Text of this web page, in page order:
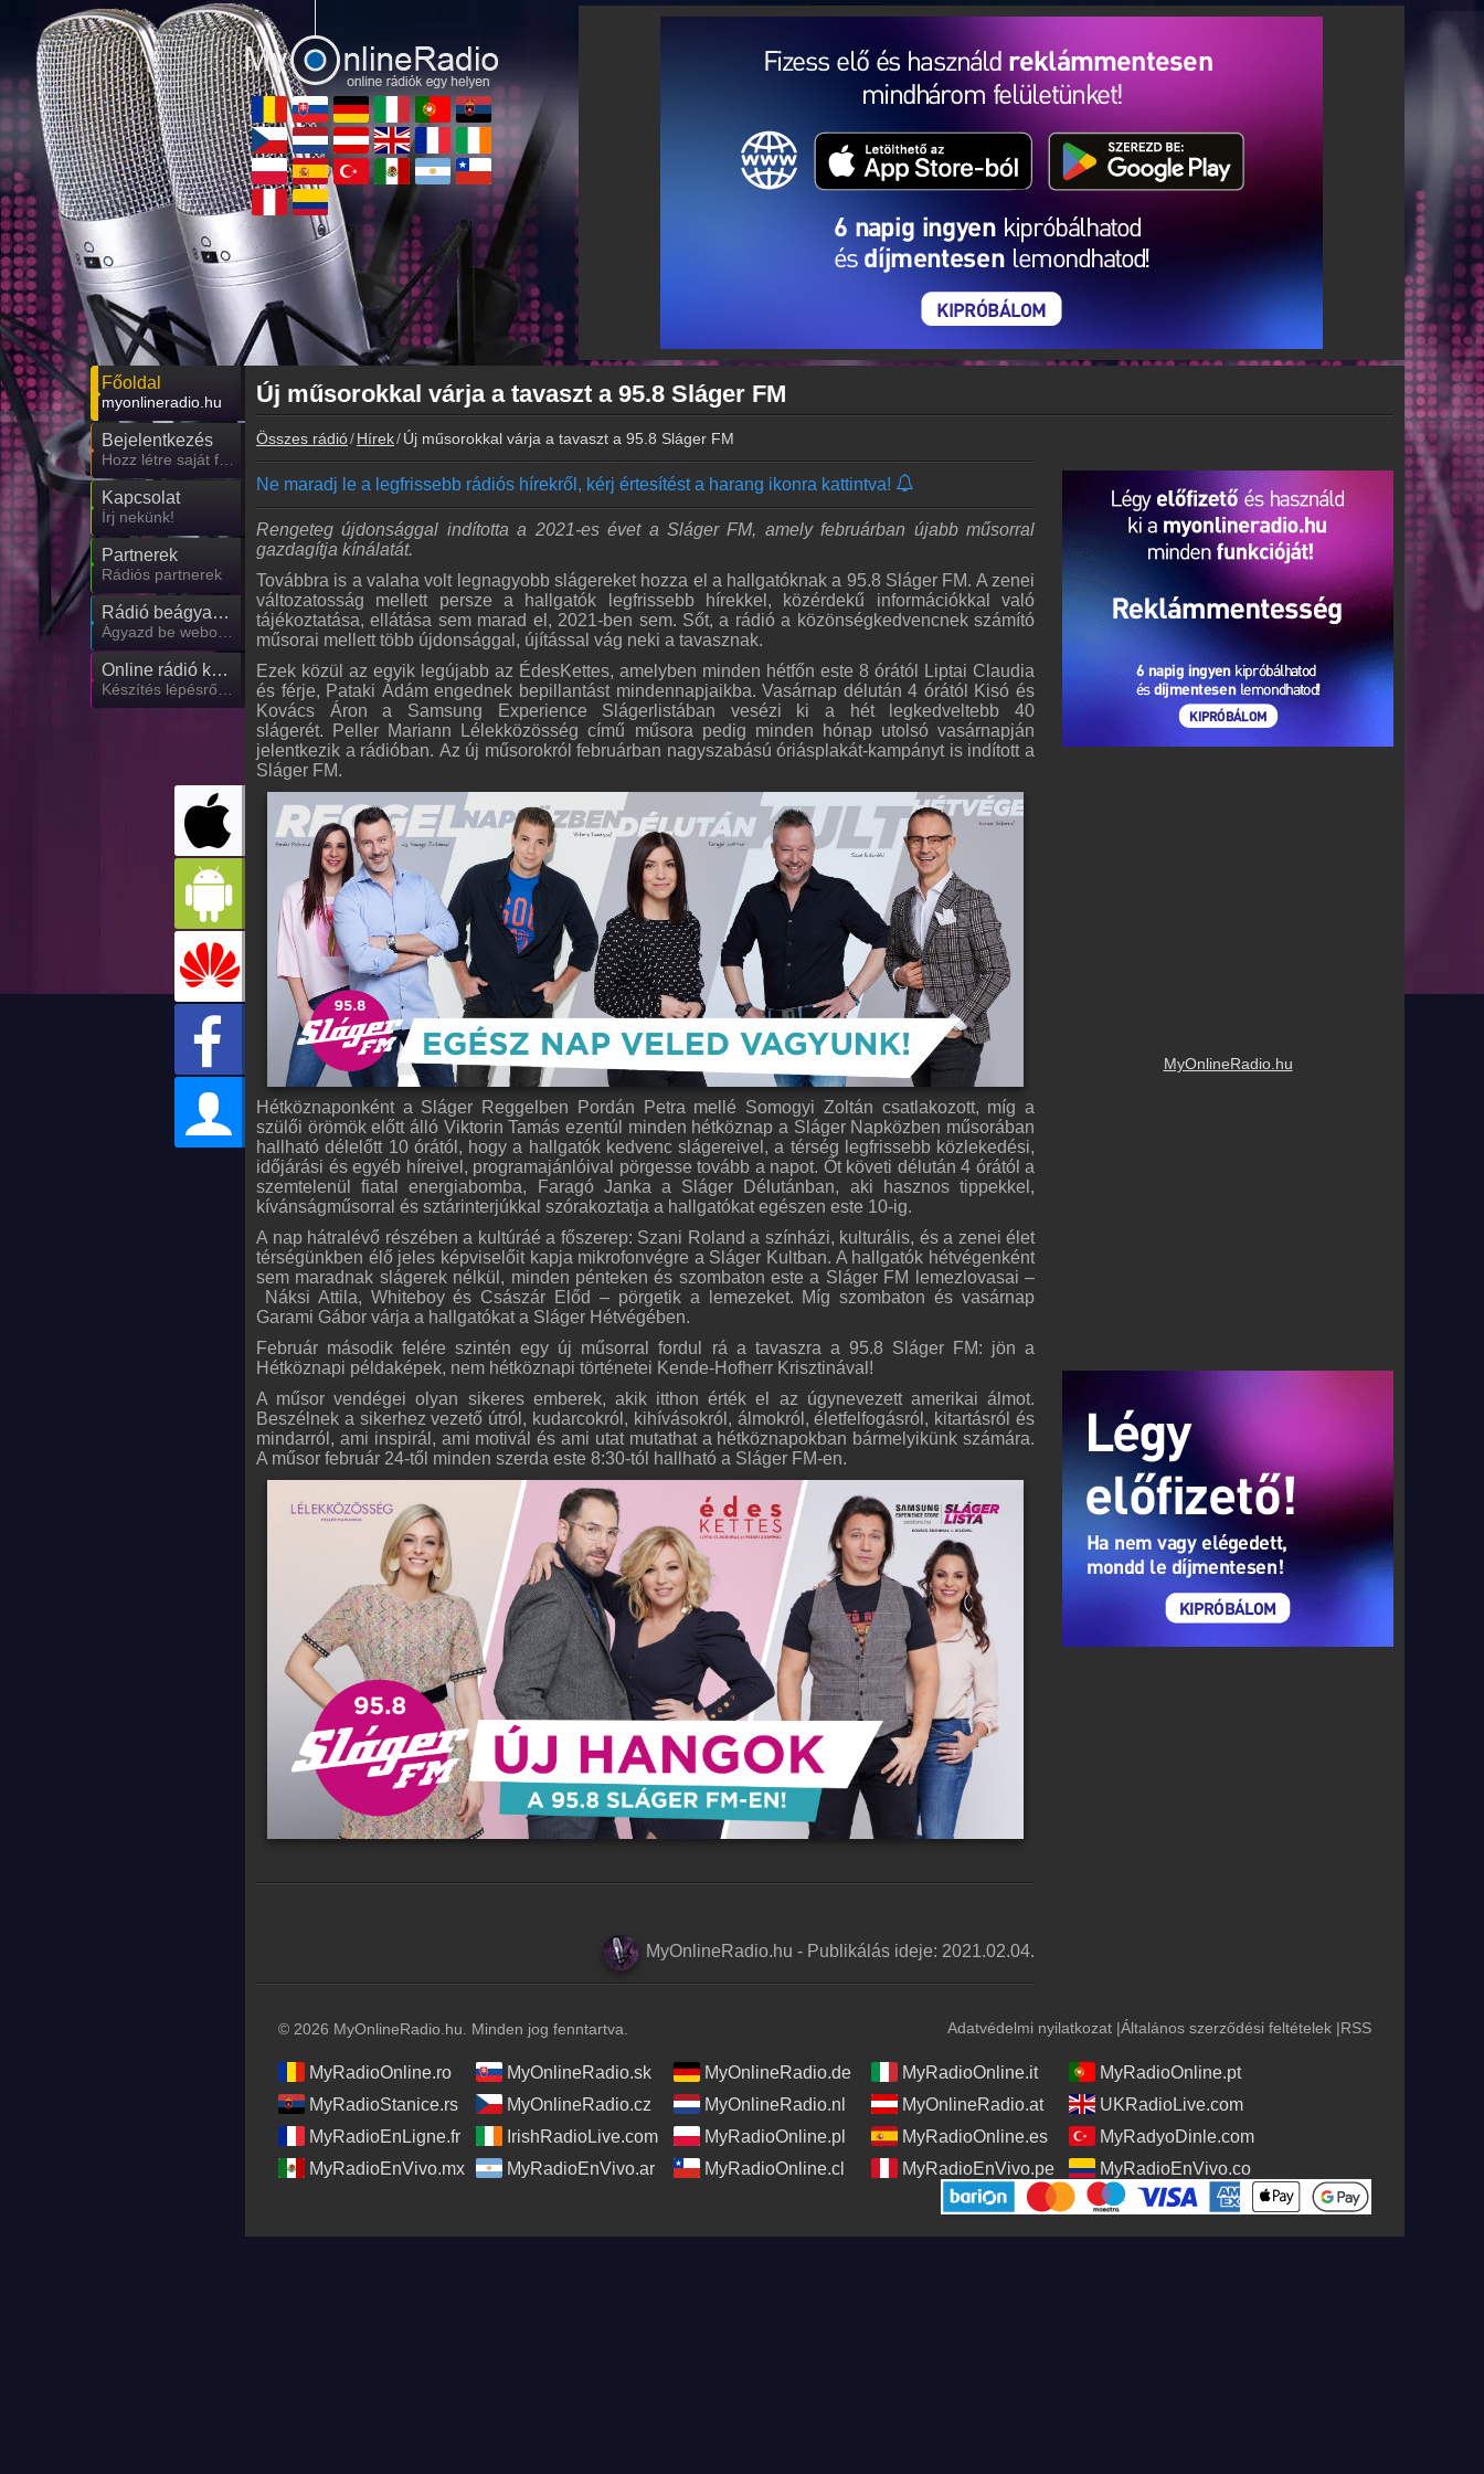
Főoldal
myonlineradio.hu
Bejelentkezés
Kapcsolat
Írj nekünk!
Partnerek
Rádiós partnerek
Rádió beágyazás
Online rádió készítés
Új műsorokkal várja a tavaszt a 95.8 Sláger FM
Összes rádió Hírek Új műsorokkal várja a tavaszt a 95.8 Sláger FM
MyOnlineRadio.hu
Ne maradj le a legfrissebb rádiós hírekről, kérj értesítést a harang ikonra kattintva!
Rengeteg újdonsággal indította a 2021-es évet a Sláger FM, amely februárban újabb műsorral
gazdagítja kínálatát.
Továbbra is a valaha volt legnagyobb slágereket hozza el a hallgatóknak a 95.8 Sláger FM. A zenei
változatosság mellett persze a hallgatók legfrissebb hírekkel, közérdekű információkkal való
tájékoztatása, ellátása sem marad el, 2021-ben sem. Sőt, a rádió a közönségkedvencnek számító
műsorai mellett több újdonsággal, újítással vág neki a tavasznak.
Ezek közül az egyik legújabb az ÉdesKettes, amelyben minden hétfőn este 8 órától Liptai Claudia
és férje, Pataki Ádám engednek bepillantást mindennapjaikba. Vasárnap délután 4 órától Kisó és
Kovács Áron a Samsung Experience Slágerlistában vesézi ki a hét legkedveltebb 40
slágerét. Peller Mariann Lélekközösség című műsora pedig minden hónap utolsó vasárnapján
jelentkezik a rádióban. Az új műsorokról februárban nagyszabású óriásplakát-kampányt is indított a
Sláger FM.
Hétköznaponként a Sláger Reggelben Pordán Petra mellé Somogyi Zoltán csatlakozott, míg a
szülői örömök előtt álló Viktorin Tamás ezentúl minden hétköznap a Sláger Napközben műsorában
hallható délelőtt 10 órától, hogy a hallgatók kedvenc slágereivel, a térség legfrissebb közlekedési,
időjárási és egyéb híreivel, programajánlóival pörgesse tovább a napot. Őt követi délután 4 órától a
szemtelenül fiatal energiabomba, Faragó Janka a Sláger Délutánban, aki hasznos tippekkel,
kívánságműsorral és sztárinterjúkkal szórakoztatja a hallgatókat egészen este 10-ig.
A nap hátralévő részében a kultúráé a főszerep: Szani Roland a színházi, kulturális, és a zenei élet
térségünkben élő jeles képviselőit kapja mikrofonvégre a Sláger Kultban. A hallgatók hétvégenként
sem maradnak slágerek nélkül, minden pénteken és szombaton este a Sláger FM lemezlovasai –
Náksi Attila, Whiteboy és Császár Előd – pörgetik a lemezeket. Míg szombaton és vasárnap
Garami Gábor várja a hallgatókat a Sláger Hétvégében.
Február második felére szintén egy új műsorral fordul rá a tavaszra a 95.8 Sláger FM: jön a
Hétköznapi példaképek, nem hétköznapi történetei Kende-Hofherr Krisztinával!
A műsor vendégei olyan sikeres emberek, akik itthon érték el az úgynevezett amerikai álmot.
Beszélnek a sikerhez vezető útról, kudarcokról, kihívásokról, álmokról, életfelfogásról, kitartásról és
mindarról, ami inspirál, ami motivál és ami utat mutathat a hétköznapokban bármelyikünk számára.
A műsor február 24-től minden szerda este 8:30-tól hallható a Sláger FM-en.
MyOnlineRadio.hu - Publikálás ideje: 2021.02.04.
© 2026 MyOnlineRadio.hu. Minden jog fenntartva. Adatvédelmi nyilatkozat |Általános szerződési feltételek |RSS
MyRadioOnline.ro MyOnlineRadio.sk MyOnlineRadio.de MyRadioOnline.it
MyRadioOnline.pt
MyRadioStanice.rs
MyOnlineRadio.cz MyOnlineRadio.nl MyOnlineRadio.at
UKRadioLive.com
MyRadioEnLigne.fr
IrishRadioLive.com MyRadioOnline.pl MyRadioOnline.es
MyRadyoDinle.com
MyRadioEnVivo.mx
MyRadioEnVivo.ar MyRadioOnline.cl MyRadioEnVivo.pe MyRadioEnVivo.co